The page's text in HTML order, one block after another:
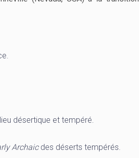
désertique et tempéré.
Archaic des déserts tempérés.